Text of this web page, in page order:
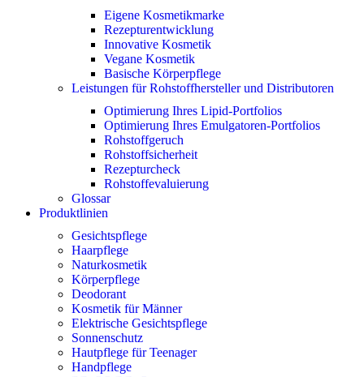
Eigene Kosmetikmarke
Rezepturentwicklung
Innovative Kosmetik
Vegane Kosmetik
Basische Körperpflege
Leistungen für Rohstoffhersteller und Distributoren
Optimierung Ihres Lipid-Portfolios
Optimierung Ihres Emulgatoren-Portfolios
Rohstoffgeruch
Rohstoffsicherheit
Rezepturcheck
Rohstoffevaluierung
Glossar
Produktlinien
Gesichtspflege
Haarpflege
Naturkosmetik
Körperpflege
Deodorant
Kosmetik für Männer
Elektrische Gesichtspflege
Sonnenschutz
Hautpflege für Teenager
Handpflege